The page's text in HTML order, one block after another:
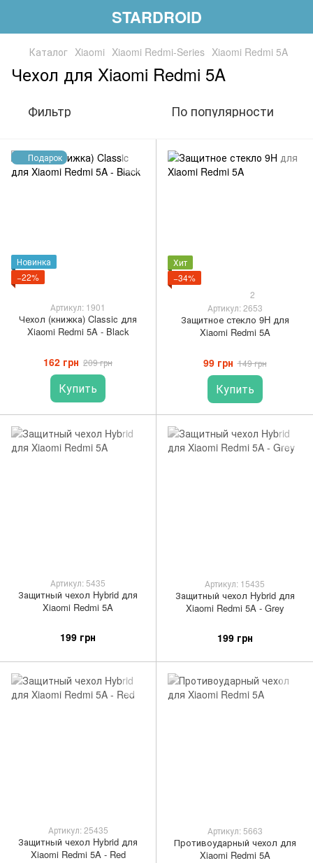
STARDROID
Каталог Xiaomi Xiaomi Redmi-Series Xiaomi Redmi 5A
Чехол для Xiaomi Redmi 5A
Фильтр По популярности
Подарок
Новинка
−22%
Артикул: 1901
Чехол (книжка) Classic для
Xiaomi Redmi 5A - Black
162 грн 209 грн
Купить
Хит
−34%
2
Артикул: 2653
Защитное стекло 9H для
Xiaomi Redmi 5A
99 грн 149 грн
Купить
Артикул: 5435
Защитный чехол Hybrid для
Xiaomi Redmi 5A
199 грн
Артикул: 15435
Защитный чехол Hybrid для
Xiaomi Redmi 5A - Grey
199 грн
Артикул: 25435
Защитный чехол Hybrid для
Xiaomi Redmi 5A - Red
Артикул: 5663
Противоударный чехол для
Xiaomi Redmi 5A